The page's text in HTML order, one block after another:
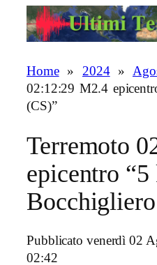
Home» 2024»
02:12:29 M2.4
(CS)”
Terremoto
epicentro
Pubblicato venerdì 02
02:42